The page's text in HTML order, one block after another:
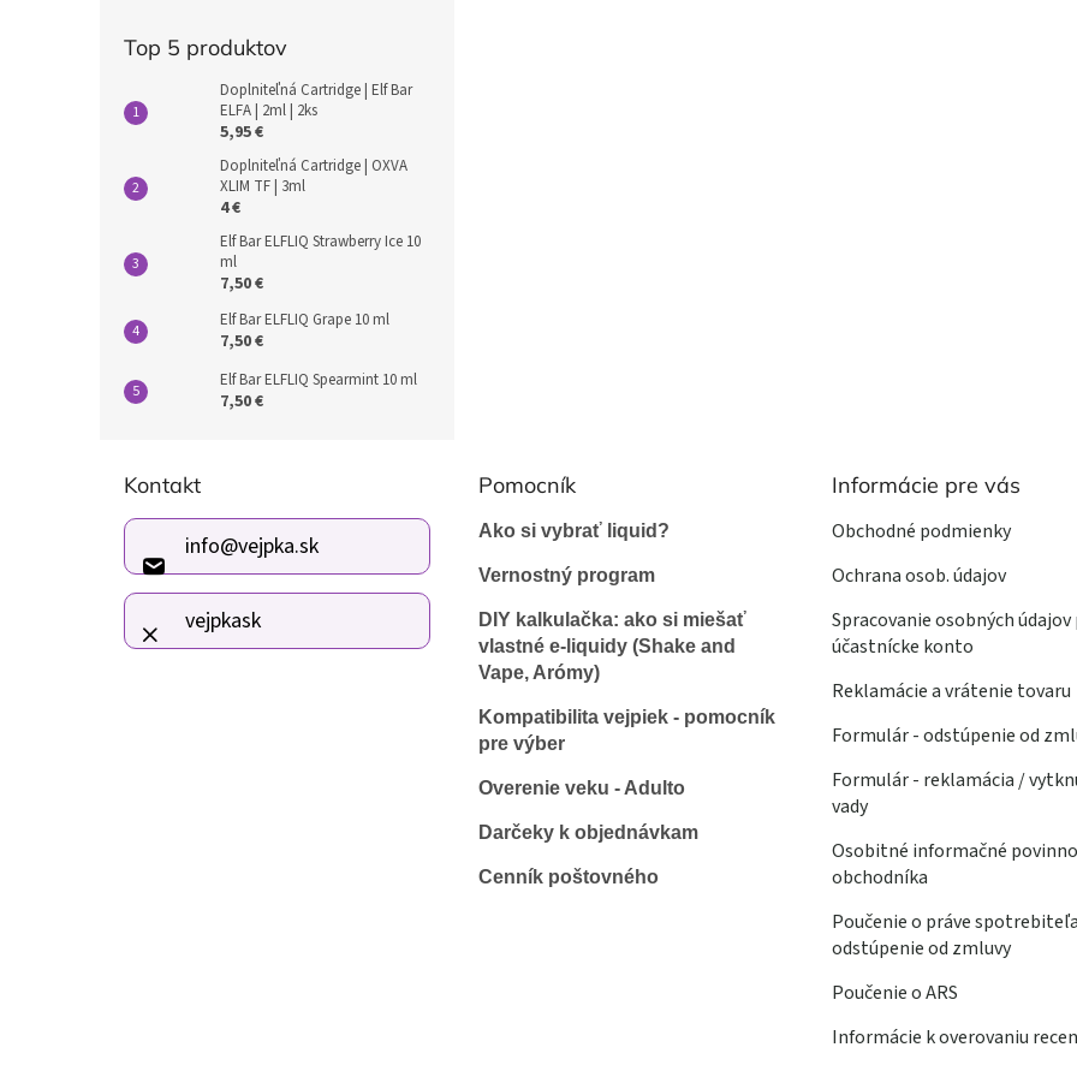
Top 5 produktov
Doplniteľná Cartridge | Elf Bar
ELFA | 2ml | 2ks
5,95 €
Doplniteľná Cartridge | OXVA
XLIM TF | 3ml
4 €
Elf Bar ELFLIQ Strawberry Ice 10
ml
7,50 €
Elf Bar ELFLIQ Grape 10 ml
7,50 €
Elf Bar ELFLIQ Spearmint 10 ml
7,50 €
Kontakt
info@vejpka.sk
vejpkask
Pomocník
Ako si vybrať liquid?
Vernostný program
DIY kalkulačka: ako si miešať
vlastné e-liquidy (Shake and
Vape, Arómy)
Kompatibilita vejpiek - pomocník
pre výber
Overenie veku - Adulto
Darčeky k objednávkam
Cenník poštovného
Informácie pre vás
Obchodné podmienky
Ochrana osob. údajov
Spracovanie osobných údajov
účastnícke konto
Reklamácie a vrátenie tovaru
Formulár - odstúpenie od
Formulár - reklamácia /
vady
Osobitné informačné
obchodníka
Poučenie o práve
odstúpenie od zmluvy
Poučenie o ARS
Informácie k overovaniu